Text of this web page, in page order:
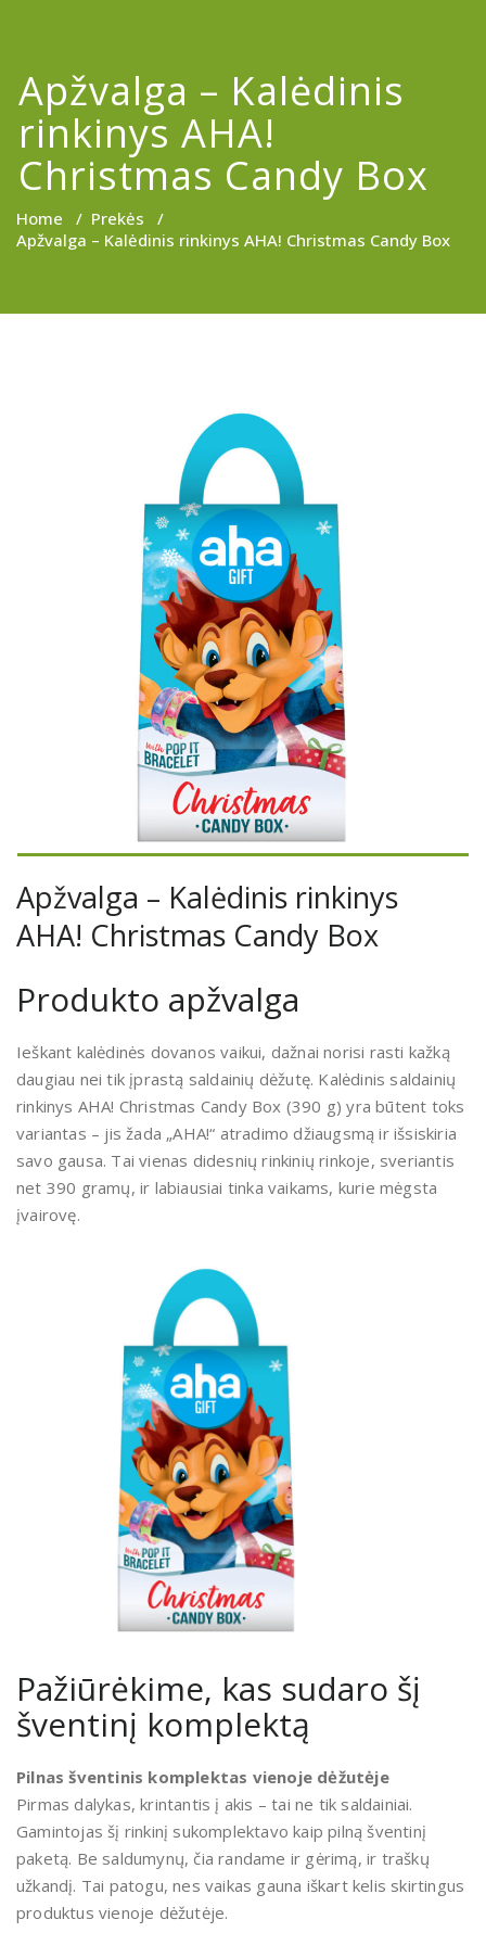
Apžvalga – Kalėdinis
rinkinys AHA!
Christmas Candy Box
Home / Prekės /
Apžvalga – Kalėdinis rinkinys AHA! Christmas Candy Box
Apžvalga – Kalėdinis rinkinys
AHA! Christmas Candy Box
Produkto apžvalga
Ieškant kalėdinės dovanos vaikui, dažnai norisi rasti kažką
daugiau nei tik įprastą saldainių dėžutę. Kalėdinis saldainių
rinkinys AHA! Christmas Candy Box (390 g) yra būtent toks
variantas – jis žada „AHA!“ atradimo džiaugsmą ir išsiskiria
savo gausa. Tai vienas didesnių rinkinių rinkoje, sveriantis
net 390 gramų, ir labiausiai tinka vaikams, kurie mėgsta
įvairovę.
Pažiūrėkime, kas sudaro šį
šventinį komplektą
Pilnas šventinis komplektas vienoje dėžutėje
Pirmas dalykas, krintantis į akis – tai ne tik saldainiai.
Gamintojas šį rinkinį sukomplektavo kaip pilną šventinį
paketą. Be saldumynų, čia randame ir gėrimą, ir traškų
užkandį. Tai patogu, nes vaikas gauna iškart kelis skirtingus
produktus vienoje dėžutėje.